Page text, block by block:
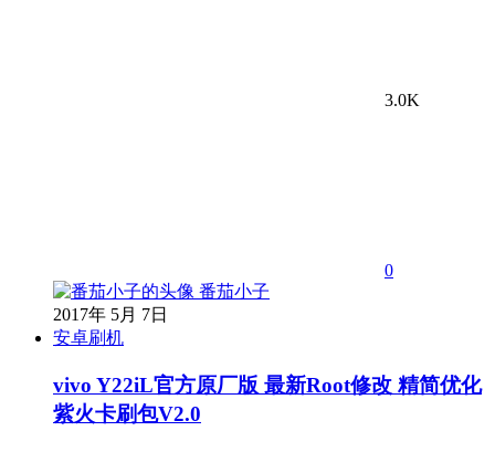
3.0K
0
番茄小子
2017年 5月 7日
安卓刷机
vivo Y22iL官方原厂版 最新Root修改 精简优化
紫火卡刷包V2.0